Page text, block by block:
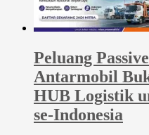
Peluang
Antarmobil
HUB Logistik
se-Indonesia